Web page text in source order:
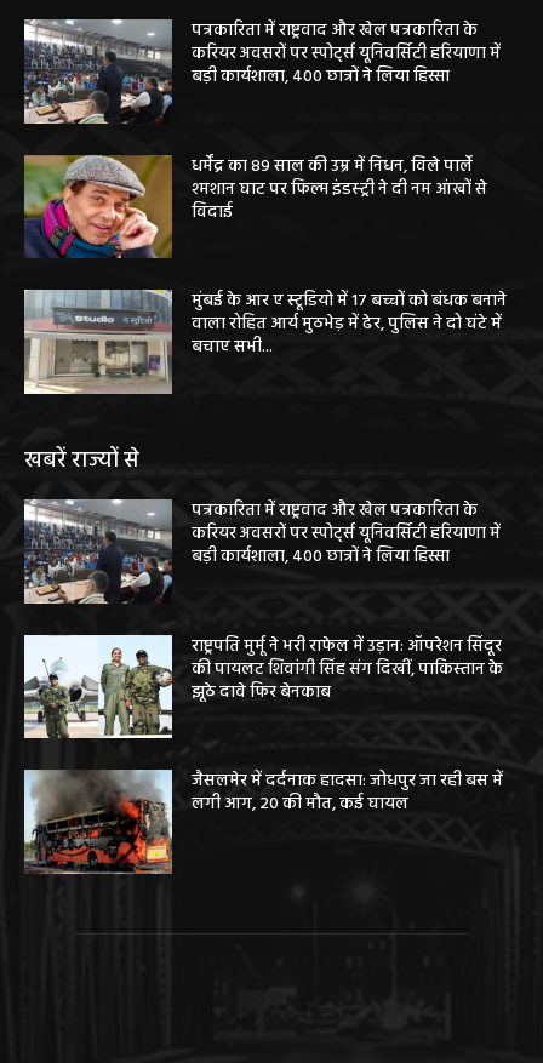
पत्रकारिता में राष्ट्रवाद और खेल पत्रकारिता के
करियर अवसरों पर स्पोर्ट्स यूनिवर्सिटी हरियाणा में
बड़ी कार्यशाला, 400 छात्रों ने लिया हिस्सा
धर्मेंद्र का 89 साल की उम्र में निधन, विले पार्ले
श्मशान घाट पर फिल्म इंडस्ट्री ने दी नम आंखों से
विदाई
मुंबई के आर ए स्टूडियो में 17 बच्चों को बंधक बनाने
वाला रोहित आर्य मुठभेड़ में ढेर, पुलिस ने दो घंटे में
बचाए सभी...
खबरें राज्यों से
पत्रकारिता में राष्ट्रवाद और खेल पत्रकारिता के
करियर अवसरों पर स्पोर्ट्स यूनिवर्सिटी हरियाणा में
बड़ी कार्यशाला, 400 छात्रों ने लिया हिस्सा
राष्ट्रपति मुर्मू ने भरी राफेल में उड़ान: ऑपरेशन सिंदूर
की पायलट शिवांगी सिंह संग दिखीं, पाकिस्तान के
झूठे दावे फिर बेनकाब
जैसलमेर में दर्दनाक हादसा: जोधपुर जा रही बस में
लगी आग, 20 की मौत, कई घायल